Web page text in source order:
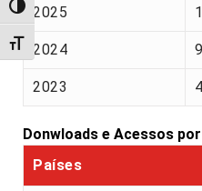
Alternar alto contraste
Alternar tamanho da fonte
2025
2024 9
2023 4
Donwloads e Acessos
Países